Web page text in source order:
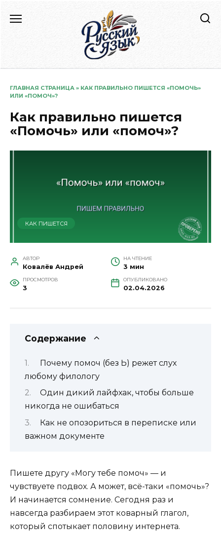
содержанию
ГЛАВНАЯ СТРАНИЦА » КАК ПРАВИЛЬНО ПИШЕТСЯ «ПОМОЧЬ»
ИЛИ «ПОМОЧ»?
Как правильно пишется
«Помочь» или «помоч»?
КАК ПИШЕТСЯ
АВТОР
Ковалёв Андрей
НА ЧТЕНИЕ
3 мин
ПРОСМОТРОВ
3
ОПУБЛИКОВАНО
02.04.2026
Содержание
Почему помоч (без Ь) режет слух
любому филологу
Один дикий лайфхак, чтобы больше
никогда не ошибаться
Как не опозориться в переписке или
важном документе
Пишете другу «Могу тебе помоч» — и
чувствуете подвох. А может, всё-таки «помочь»?
И начинается сомнение. Сегодня раз и
навсегда разбираем этот коварный глагол,
который спотыкает половину интернета.